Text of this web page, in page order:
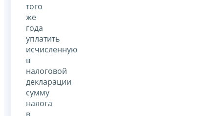
того
же
года
уплатить
исчисленную
в
налоговой
декларации
сумму
налога
в